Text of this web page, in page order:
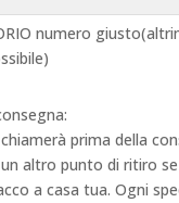
numero
prima della
altro punto di ritiro
a casa tua. Ogni